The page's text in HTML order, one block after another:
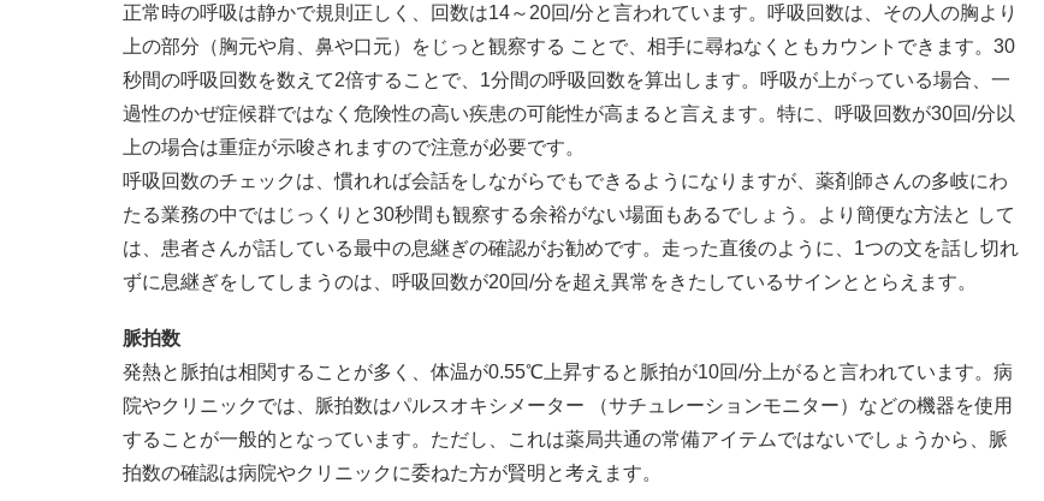
正常時の呼吸は静かで規則正しく、回数は14～20回/分と言われています。呼吸回数は、その人の胸より
上の部分（胸元や肩、鼻や口元）をじっと観察する ことで、相手に尋ねなくともカウントできます。30
秒間の呼吸回数を数えて2倍することで、1分間の呼吸回数を算出します。呼吸が上がっている場合、一
過性のかぜ症候群ではなく危険性の高い疾患の可能性が高まると言えます。特に、呼吸回数が30回/分以
上の場合は重症が示唆されますので注意が必要です。
呼吸回数のチェックは、慣れれば会話をしながらでもできるようになりますが、薬剤師さんの多岐にわ
たる業務の中ではじっくりと30秒間も観察する余裕がない場面もあるでしょう。より簡便な方法と して
は、患者さんが話している最中の息継ぎの確認がお勧めです。走った直後のように、1つの文を話し切れ
ずに息継ぎをしてしまうのは、呼吸回数が20回/分を超え異常をきたしているサインととらえます。
脈拍数
発熱と脈拍は相関することが多く、体温が0.55℃上昇すると脈拍が10回/分上がると言われています。病
院やクリニックでは、脈拍数はパルスオキシメーター （サチュレーションモニター）などの機器を使用
することが一般的となっています。ただし、これは薬局共通の常備アイテムではないでしょうから、脈
拍数の確認は病院やクリニックに委ねた方が賢明と考えます。